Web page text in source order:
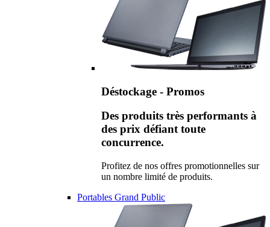
Déstockage - Promos
Des produits très performants à
des prix défiant toute
concurrence.
Profitez de nos offres promotionnelles sur
un nombre limité de produits.
Portables Grand Public